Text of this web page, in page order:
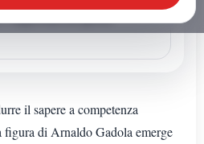
il sapere a competenza
di Arnaldo Gadola emerge